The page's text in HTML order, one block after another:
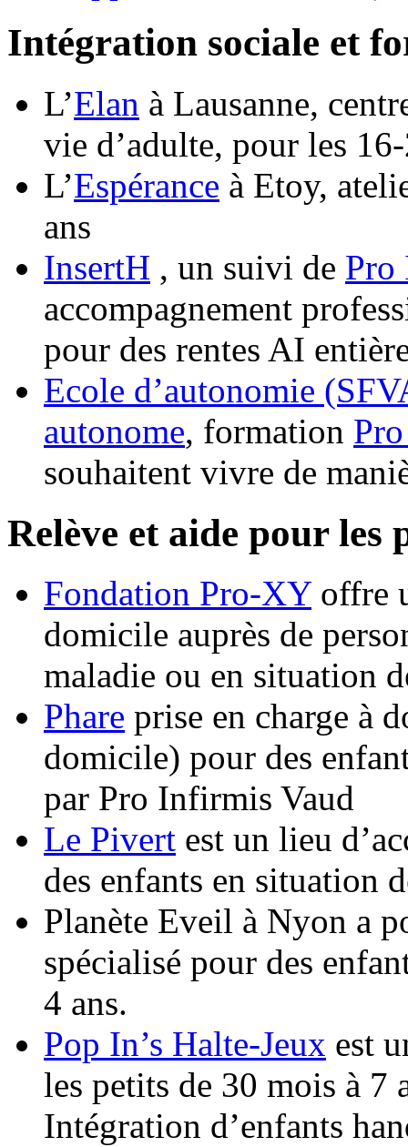
Intégration sociale et
L’Elan à Lausanne,
vie d’adulte, pour les
L’Espérance à Etoy,
ans
InsertH , un suivi de Pro
accompagnement
pour des rentes AI
Ecole d’autonomie
autonome, formation
souhaitent vivre de
Relève et aide pour les
Fondation Pro-XYoffre
domicile auprès de
maladie ou en situation
Phare prise en charge à
domicile) pour des
par Pro Infirmis Vaud
Le Pivert est un lieu
des enfants en situation
Planète Eveil à Nyon a
spécialisé pour des
4 ans.
Pop In’s Halte-Jeux est
les petits de 30 mois à 7
Intégration d’enfants